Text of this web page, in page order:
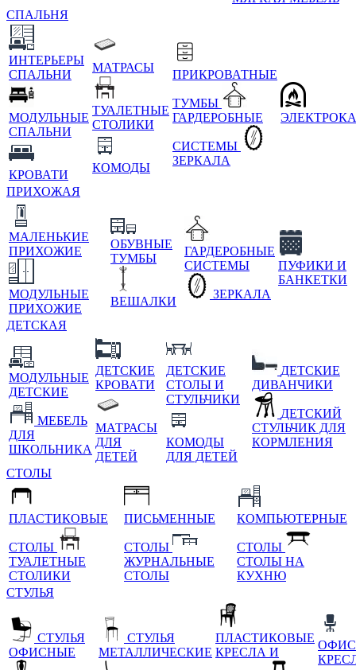
СПАЛЬНЯ
ИНТЕРЬЕРЫ
СПАЛЬНИ
МОДУЛЬНЫЕ
СПАЛЬНИ
КРОВАТИ
МАТРАСЫ
ТУАЛЕТНЫЕ
СТОЛИКИ
КОМОДЫ
ПРИКРОВАТНЫЕ
ТУМБЫ
ГАРДЕРОБНЫЕ
СИСТЕМЫ
ЗЕРКАЛА
ПРИХОЖАЯ
МАЛЕНЬКИЕ
ПРИХОЖИЕ
МОДУЛЬНЫЕ
ПРИХОЖИЕ
ОБУВНЫЕ
ТУМБЫ
ВЕШАЛКИ
ГАРДЕРОБНЫЕ
СИСТЕМЫ
ЗЕРКАЛА
ПУФИКИ И
БАНКЕТКИ
ДЕТСКАЯ
МОДУЛЬНЫЕ
ДЕТСКИЕ
МЕБЕЛЬ
ДЛЯ
ШКОЛЬНИКА
ДЕТСКИЕ
КРОВАТИ
МАТРАСЫ
ДЛЯ
ДЕТЕЙ
ДЕТСКИЕ
СТОЛЫ И
СТУЛЬЧИКИ
КОМОДЫ
ДЛЯ ДЕТЕЙ
ДЕТСКИЕ
ДИВАНЧИКИ
ДЕТСКИЙ
СТУЛЬЧИК ДЛЯ
КОРМЛЕНИЯ
СТОЛЫ
ПЛАСТИКОВЫЕ
СТОЛЫ
ТУАЛЕТНЫЕ
СТОЛИКИ
ПИСЬМЕННЫЕ
СТОЛЫ
ЖУРНАЛЬНЫЕ
СТОЛЫ
КОМПЬЮТЕРНЫЕ
СТОЛЫ
СТОЛЫ НА
КУХНЮ
СТУЛЬЯ
СТУЛЬЯ
ОФИСНЫЕ
СТУЛЬЯ
МЕТАЛЛИЧЕСКИЕ
ПЛАСТИКОВЫЕ
КРЕСЛА И